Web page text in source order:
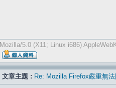
Mozilla/5.0 (X11; Linux i686)
文章主題 : Re: Mozilla Firefox嚴重無